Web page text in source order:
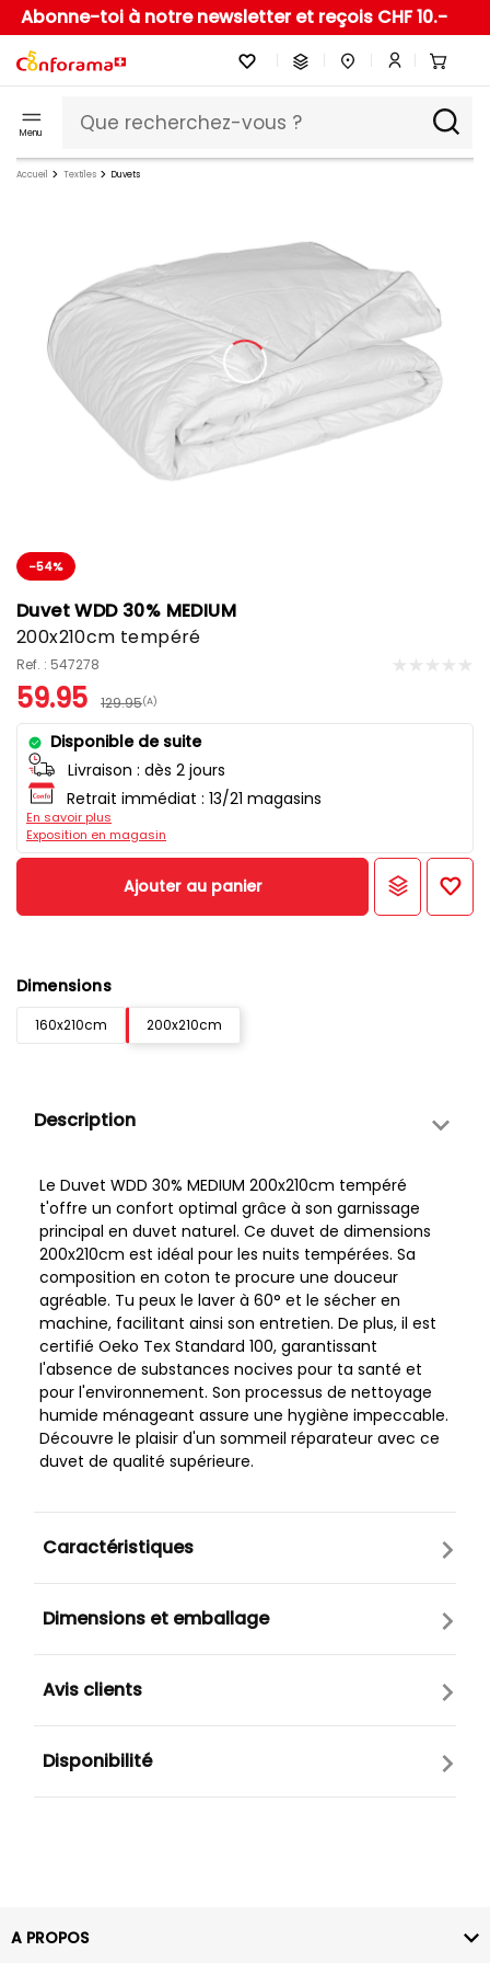
Abonne-toi à notre newsletter et reçois CHF 10.-
Menu
Accueil Textiles Duvets
-54%
Duvet WDD 30% MEDIUM
200x210cm tempéré
Ref. : 547278
59.95 129.95(A)
Disponible de suite
Livraison : dès 2 jours
Retrait immédiat : 13/21 magasins
En savoir plus
Exposition en magasin
Ajouter au panier
Dimensions
160x210cm 200x210cm
Description
Le Duvet WDD 30% MEDIUM 200x210cm tempéré
t'offre un confort optimal grâce à son garnissage
principal en duvet naturel. Ce duvet de dimensions
200x210cm est idéal pour les nuits tempérées. Sa
composition en coton te procure une douceur
agréable. Tu peux le laver à 60° et le sécher en
machine, facilitant ainsi son entretien. De plus, il est
certifié Oeko Tex Standard 100, garantissant
l'absence de substances nocives pour ta santé et
pour l'environnement. Son processus de nettoyage
humide ménageant assure une hygiène impeccable.
Découvre le plaisir d'un sommeil réparateur avec ce
duvet de qualité supérieure.
Caractéristiques
Dimensions et emballage
Avis clients
Disponibilité
A PROPOS